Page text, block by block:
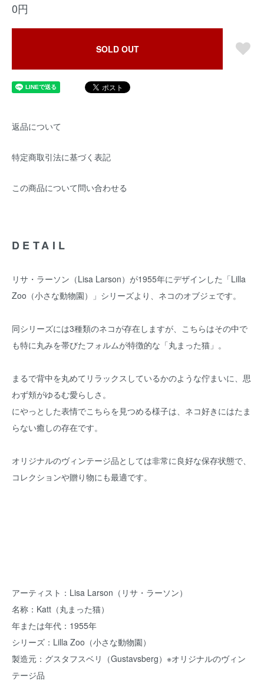
0円
SOLD OUT
返品について
特定商取引法に基づく表記
この商品について問い合わせる
DETAIL
リサ・ラーソン（Lisa Larson）が1955年にデザインした「Lilla
Zoo（小さな動物園）」シリーズより、ネコのオブジェです。
同シリーズには3種類のネコが存在しますが、こちらはその中で
も特に丸みを帯びたフォルムが特徴的な「丸まった猫」。
まるで背中を丸めてリラックスしているかのような佇まいに、思
わず頬がゆるむ愛らしさ。
にやっとした表情でこちらを見つめる様子は、ネコ好きにはたま
らない癒しの存在です。
オリジナルのヴィンテージ品としては非常に良好な保存状態で、
コレクションや贈り物にも最適です。
アーティスト：Lisa Larson（リサ・ラーソン）
名称：Katt（丸まった猫）
年または年代：1955年
シリーズ：Lilla Zoo（小さな動物園）
製造元：グスタフスベリ（Gustavsberg）※オリジナルのヴィン
テージ品